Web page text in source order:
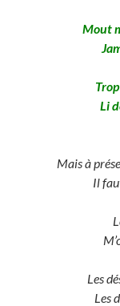
Mout
Li
Mais à
Il
Les
Les